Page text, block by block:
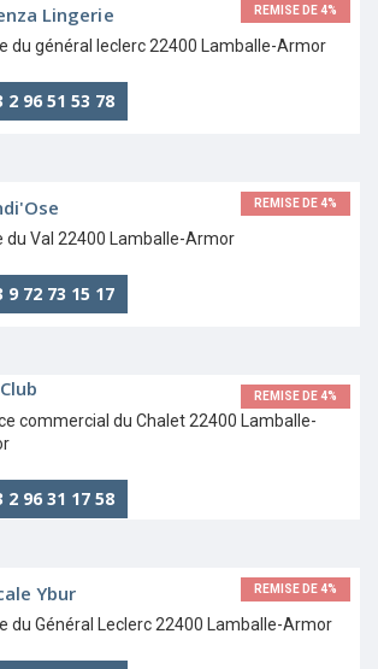
REMISE DE 4%
Lingerie
du général leclerc 22400 Lamballe-Armor
2 96 51 53 78
REMISE DE 4%
du Val 22400 Lamballe-Armor
9 72 73 15 17
REMISE DE 4%
commercial du Chalet 22400 Lamballe-
2 96 31 17 58
REMISE DE 4%
Ybur
du Général Leclerc 22400 Lamballe-Armor